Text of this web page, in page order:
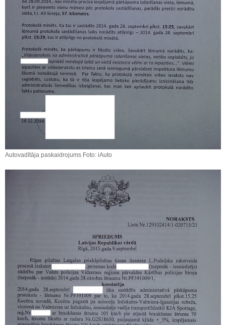
Autovadītāja paskaidrojums Foto: iAuto